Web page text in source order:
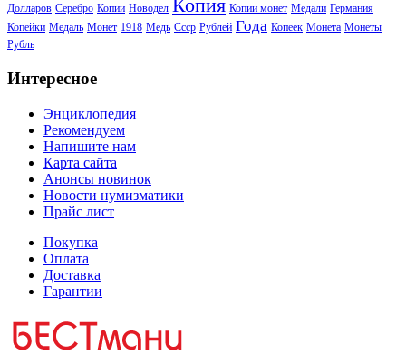
Долларов Серебро Копии Новодел Копия Копии монет Медали Германия
Копейки Медаль Монет 1918 Медь Ссср Рублей Года Копеек Монета Монеты
Рубль
Интересное
Энциклопедия
Рекомендуем
Напишите нам
Карта сайта
Анонсы новинок
Новости нумизматики
Прайс лист
Покупка
Оплата
Доставка
Гарантии